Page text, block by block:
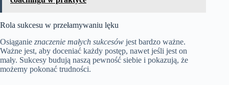
Rola sukcesu w przełamywaniu lęku
Osiąganie znaczenie małych sukcesów jest bardzo ważne.
Ważne jest, aby doceniać każdy postęp, nawet jeśli jest on
mały. Sukcesy budują naszą pewność siebie i pokazują, że
możemy pokonać trudności.